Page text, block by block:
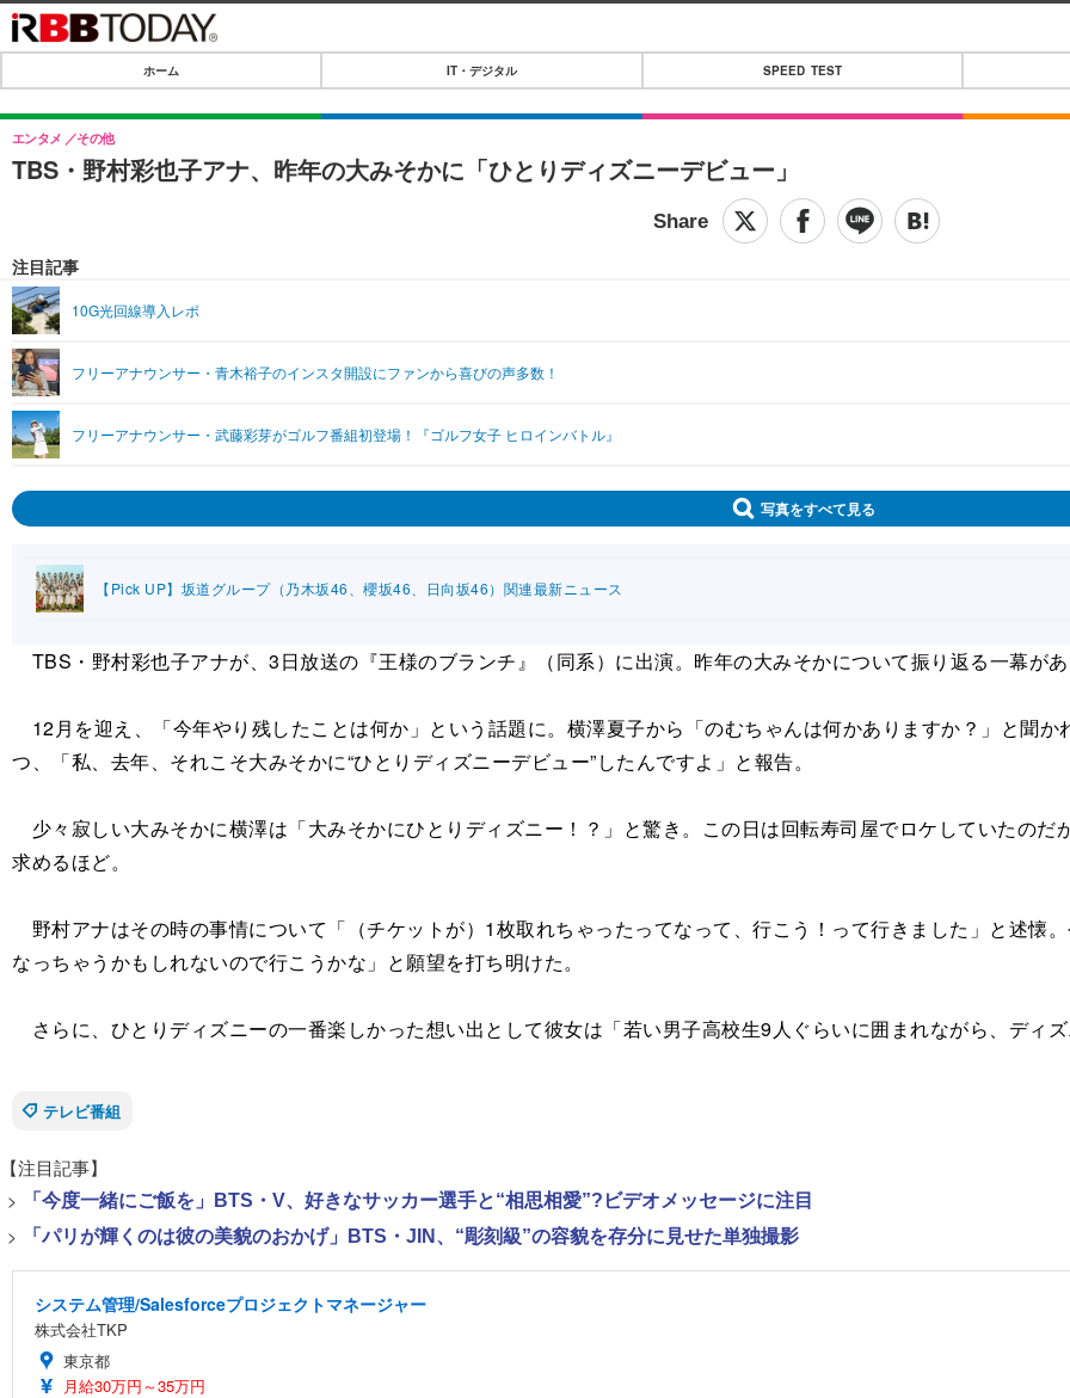
IT・デジタル
IT・デジタルTOP
SPEED TEST
音楽
ライフ
ペット
その他
リリース一覧
プッシュ通知の停止方法
ホーム IT・デジタル SPEED TEST
TBS・野村彩也子アナ、昨年の大みそかに「ひとりディズニーデビュー」
エンタメ その他
注目記事
10G光回線導入レポ
フリーアナウンサー・青木裕子のインスタ開設にファンから喜びの声多数！
フリーアナウンサー・武藤彩芽がゴルフ番組初登場！『ゴルフ女子 ヒロインバトル』
写真をすべて見る
【Pick UP】坂道グループ（乃木坂46、櫻坂46、日向坂46）関連最新ニュース
TBS・野村彩也子アナが、3日放送の『王様のブランチ』（同系）に出演。昨年の大みそかについて振り返る一幕があ
12月を迎え、「今年やり残したことは何か」という話題に。横澤夏子から「のむちゃんは何かありますか？」と聞
つ、「私、去年、それこそ大みそかに“ひとりディズニーデビュー”したんですよ」と報告。
少々寂しい大みそかに横澤は「大みそかにひとりディズニー！？」と驚き。この日は回転寿司屋でロケしていたの
求めるほど。
野村アナはその時の事情について「（チケットが）1枚取れちゃったってなって、行こう！って行きました」と述懐
なっちゃうかもしれないので行こうかな」と願望を打ち明けた。
さらに、ひとりディズニーの一番楽しかった想い出として彼女は「若い男子高校生9人ぐらいに囲まれながら、ディ
テレビ番組
【注目記事】
> 「今度一緒にご飯を」BTS・V、好きなサッカー選手と“相思相愛”?ビデオメッセージに注目
> 「パリが輝くのは彼の美貌のおかげ」BTS・JIN、“彫刻級”の容貌を存分に見せた単独撮影
システム管理/Salesforceプロジェクトマネージャー
株式会社TKP
東京都
月給30万円～35万円